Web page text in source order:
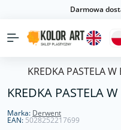
Darmowa
KREDKA PASTELA
KREDKA PASTELA
Marka: Derwent
EAN: 5028252217699